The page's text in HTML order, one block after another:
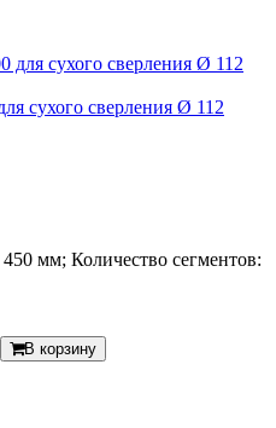
сухого сверления Ø 112
мм; Количество сегментов:
В корзину